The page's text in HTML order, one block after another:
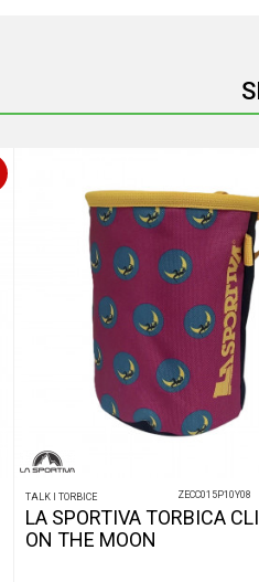
TALK I TORBICE ZECC015P10Y08
LA SPORTIVA TORBICA
ON THE MOON